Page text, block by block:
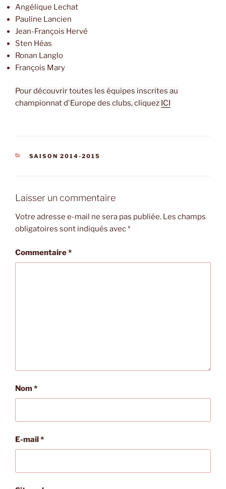
Angélique Lechat
Pauline Lancien
Jean-François Hervé
Sten Héas
Ronan Langlo
François Mary
Pour découvrir toutes les équipes inscrites au
championnat d'Europe des clubs, cliquez ICI
CATÉGORIES
SAISON 2014-2015
Laisser un commentaire
Votre adresse e-mail ne sera pas publiée. Les champs
obligatoires sont indiqués avec*
Commentaire*
Nom*
E-mail*